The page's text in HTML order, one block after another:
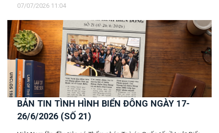
07/07/2026 11:04
BẢN TIN TÌNH HÌNH BIỂN ĐÔNG NGÀY 17-
26/6/2026 (SỐ 21)